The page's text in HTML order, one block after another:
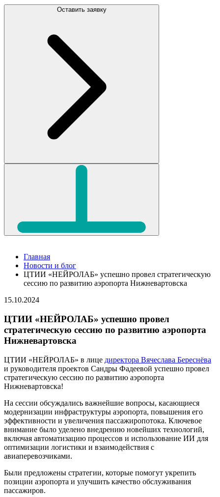
Оставить заявку
Главная
Новости и блог
ЦТИИ «НЕЙРОЛАБ» успешно провел стратегическую
сессию по развитию аэропорта Нижневартовска
15.10.2024
ЦТИИ «НЕЙРОЛАБ» успешно провел
стратегическую сессию по развитию аэропорта
Нижневартовска
ЦТИИ «НЕЙРОЛАБ» в лице директора Вячеслава Береснёва
и руководителя проектов Сандры Фадеевой успешно провел
стратегическую сессию по развитию аэропорта
Нижневартовска!
На сессии обсуждались важнейшие вопросы, касающиеся
модернизации инфраструктуры аэропорта, повышения его
эффективности и увеличения пассажиропотока. Ключевое
внимание было уделено внедрению новейших технологий,
включая автоматизацию процессов и использование ИИ для
оптимизации логистики и взаимодействия с
авиаперевозчиками.
Были предложены стратегии, которые помогут укрепить
позиции аэропорта и улучшить качество обслуживания
пассажиров.